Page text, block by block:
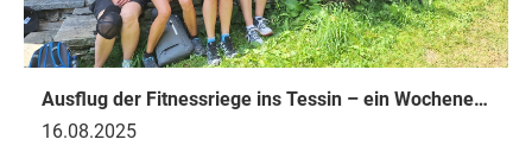
Ausflug der Fitnessriege ins Tessin – ein Wochenende voller Highlights
16.08.2025